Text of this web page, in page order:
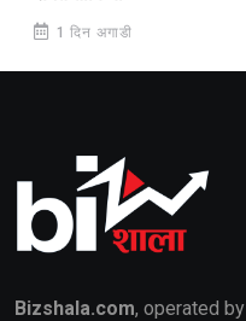
1 दिन अगाडी
Bizshala.com, operated by